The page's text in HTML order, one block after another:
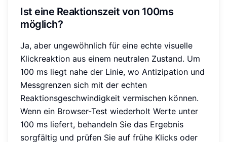
Ist eine Reaktionszeit von 100ms
möglich?
Ja, aber ungewöhnlich für eine echte visuelle
Klickreaktion aus einem neutralen Zustand. Um
100 ms liegt nahe der Linie, wo Antizipation und
Messgrenzen sich mit der echten
Reaktionsgeschwindigkeit vermischen können.
Wenn ein Browser-Test wiederholt Werte unter
100 ms liefert, behandeln Sie das Ergebnis
sorgfältig und prüfen Sie auf frühe Klicks oder